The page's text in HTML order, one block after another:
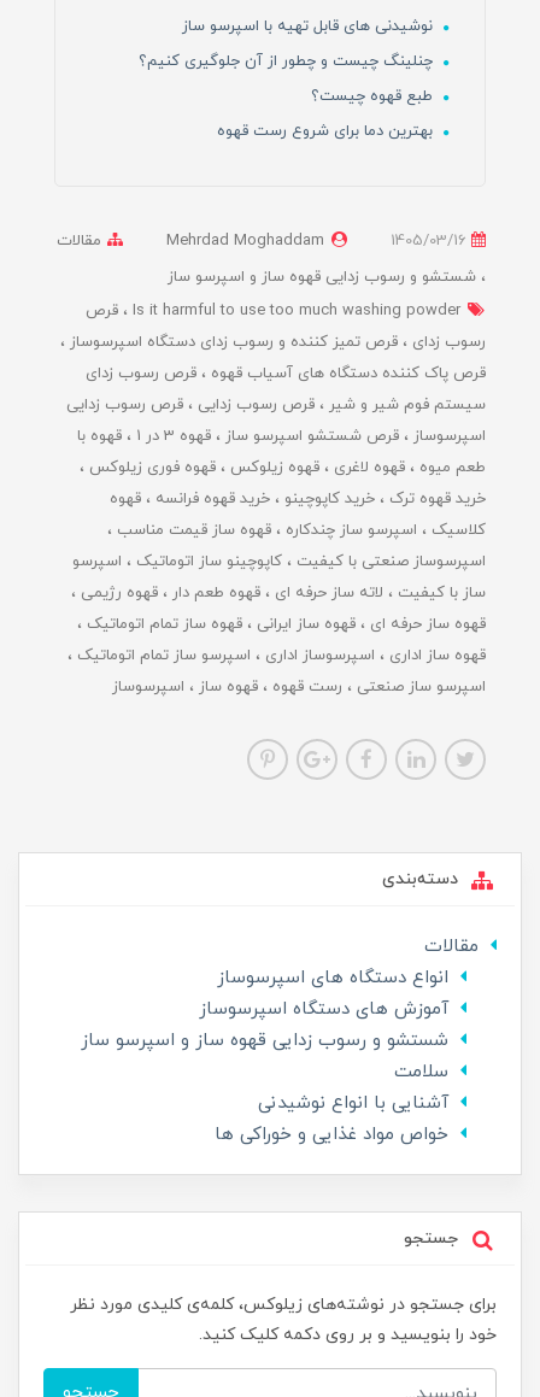
نوشیدنی های قابل تهیه با اسپرسو ساز
چنلینگ چیست و چطور از آن جلوگیری کنیم؟
طبع قهوه چیست؟
بهترین دما برای شروع رست قهوه
Mehrdad Moghaddam
مقالات
شستشو و رسوب زدایی قهوه ساز و اسپرسو ساز
Is it harmful to use too much washing powder
قرص
رسوب زدای
قرص تمیز کننده و رسوب زدای دستگاه اسپرسوساز
قرص پاک کننده دستگاه های آسیاب قهوه
قرص رسوب زدای
سیستم فوم شیر و شیر
قرص رسوب زدایی
قرص رسوب زدایی
اسپرسوساز
قرص شستشو اسپرسو ساز قهوه 3 در 1
قهوه با
طعم میوه
قهوه لاغری قهوه زیلوکس
قهوه فوری زیلوکس
خرید قهوه ترک
خرید کاپوچینو خرید قهوه فرانسه
قهوه
کلاسیک
اسپرسو ساز چندکاره
قهوه ساز قیمت مناسب
اسپرسوساز صنعتی با کیفیت
کاپوچینو ساز اتوماتیک
اسپرسو
ساز با کیفیت
لاته ساز حرفه ای قهوه طعم دار
قهوه رژیمی
قهوه ساز حرفه ای
قهوه ساز ایرانی
قهوه ساز تمام اتوماتیک
قهوه ساز اداری
اسپرسوساز اداری
اسپرسو ساز تمام اتوماتیک
اسپرسو ساز صنعتی
رست قهوه قهوه ساز اسپرسوساز
دسته‌بندی
مقالات
انواع دستگاه های اسپرسوساز
آموزش های دستگاه اسپرسوساز
شستشو و رسوب زدایی قهوه ساز و اسپرسو ساز
سلامت
آشنایی با انواع نوشیدنی
خواص مواد غذایی و خوراکی ها
جستجو
برای جستجو در نوشته‌های زیلوکس، کلمه‌ی کلیدی مورد نظر
خود را بنویسید و بر روی دکمه کلیک کنید.